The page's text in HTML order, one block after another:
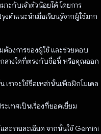
ะกับเจ้าตัวน้อยได้ โดยการ
คำแนะนำเมื่อเรียนรู้จากผู้ใช้มาก
ต้องการของผู้ใช้ และช่วยตอบ
กลางใดที่ตรงกับชื่อนี้ หรือคุณออก
ราจะใช้ชื่อเหล่านั้นเพื่อฝึกโมเดล
ะเทศเป็นเรื่องที่ยอดเยี่ยม
ะรายละเอียด จากนั้นใช้ Gemini